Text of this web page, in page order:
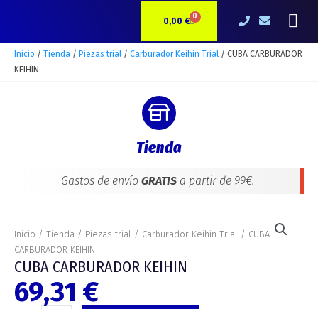
0,00 € 0CARRITO
Inicio / Tienda / Piezas trial / Carburador Keihin Trial / CUBA CARBURADOR
KEIHIN
Tienda
Gastos de envío GRATISa partir de 99€.
Inicio / Tienda / Piezas trial / Carburador Keihin Trial / CUBA
CARBURADOR KEIHIN
CUBA CARBURADOR KEIHIN
69,31 €
CARBURADOR
KEIHIN
cantidad